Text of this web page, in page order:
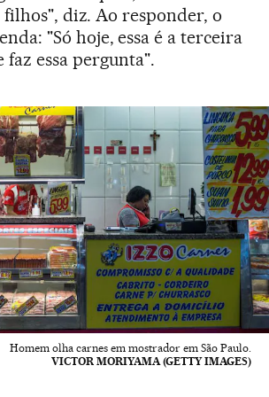
diz. Ao responder, o
"Só hoje, essa é a terceira
faz essa pergunta".
Homem olha carnes em mostrador em São Paulo.
VICTOR MORIYAMA (GETTY IMAGES)